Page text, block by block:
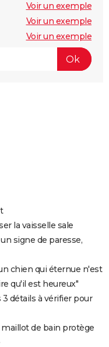
Voir un exemple
Voir un exemple
Voir un exemple
la vaisselle sale
signe de paresse,
chien qui éternue n'est
qu'il est heureux"
détails à vérifier pour
maillot de bain protège